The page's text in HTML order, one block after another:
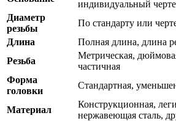
индивидуальный
Диаметр
резьбы
По стандарту или
Длина
Полная длина, длина
Резьба
Метрическая,
частичная
Форма
головки
Стандартная,
Материал
Конструкционная,
нержавеющая сталь,